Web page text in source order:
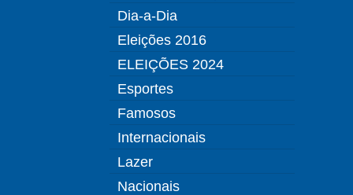
Dia-a-Dia
Eleições 2016
ELEIÇÕES 2024
Esportes
Famosos
Internacionais
Lazer
Nacionais